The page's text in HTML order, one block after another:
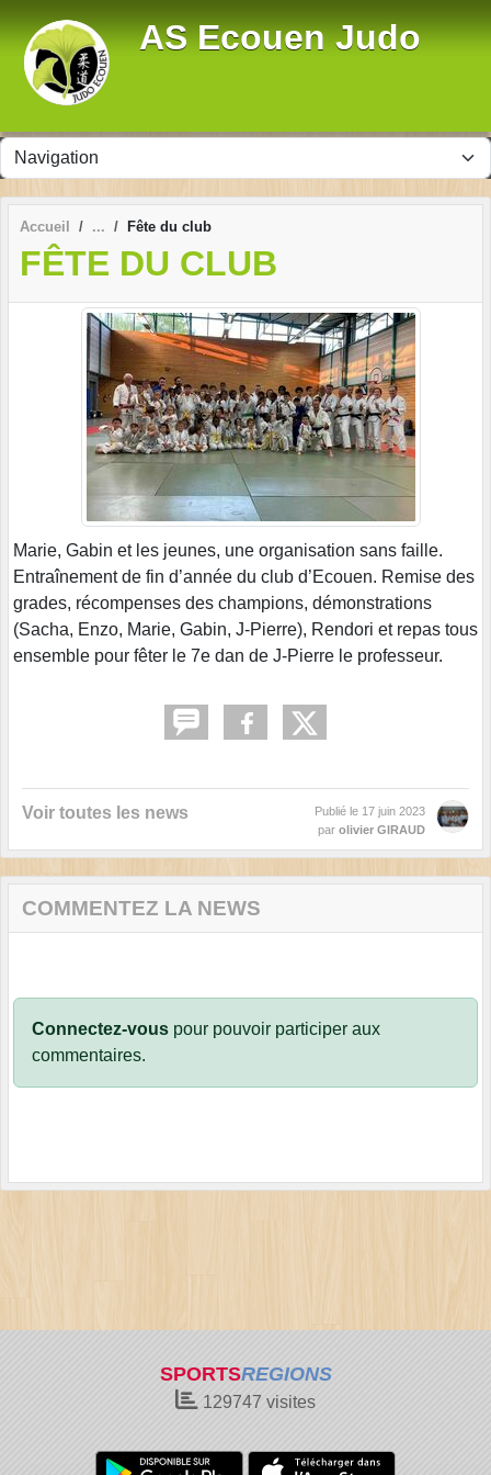
AS Ecouen Judo
Accueil Fête du club
FÊTE DU CLUB
Marie, Gabin et les jeunes, une organisation sans faille.
Entraînement de fin d’année du club d’Ecouen. Remise des
grades, récompenses des champions, démonstrations
(Sacha, Enzo, Marie, Gabin, J-Pierre), Rendori et repas tous
ensemble pour fêter le 7e dan de J-Pierre le professeur.
Voir toutes les news Publié le 17 juin 2023
par olivier GIRAUD
COMMENTEZ LA NEWS
Connectez-vous pour pouvoir participer aux
commentaires.
SPORTSREGIONS
129747 visites